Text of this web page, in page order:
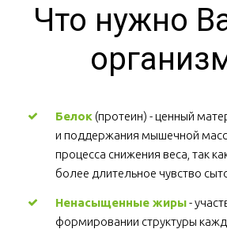
Что нужно
Белок (протеин) - ценный
и поддержания мышечной
процесса снижения веса, так
более длительное чувство
Ненасыщенные жиры -
формировании структуры